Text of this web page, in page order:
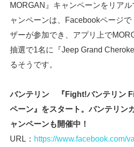
MORGAN』キャンペーンをリア
ャンペーンは、Facebookページ
ザーが参加でき、アプリ上で
抽選で1名に『Jeep Grand
るそうです。
バンテリン 『Fight!バンテリン
ペーン』をスタート。バンテリン
ャンペーンも開催中！
URL： https://www.facebook.com/